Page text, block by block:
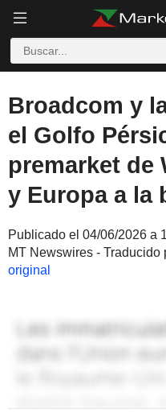
Broadcom y
el Golfo
premarket de
y Europa a la
Publicado el 04/06/2026 a
MT Newswires - Traducido
original